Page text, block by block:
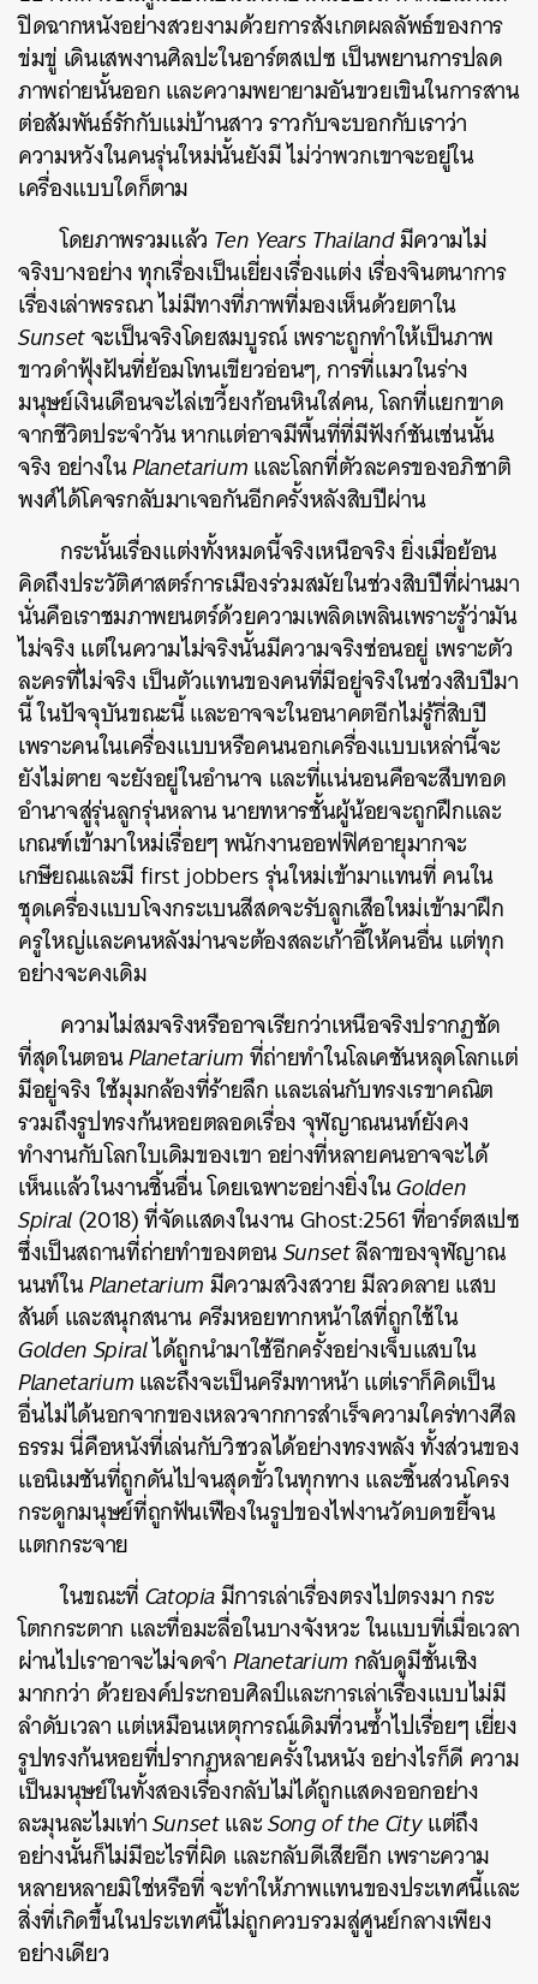
ปิดฉากหนังอย่างสวยงามด้วยการสังเกตผลลัพธ์ของการ
ข่มขู่ เดินเสพงานศิลปะในอาร์ตสเปซเป็นพยานการปลด
ภาพถ่ายนั้นออกและความพยายามอันขวยเขินในการสาน
ต่อสัมพันธ์รักกับแม่บ้านสาวราวกับจะบอกกับเราว่า
ความหวังในคนรุ่นใหม่นั้นยังมีไม่ว่าพวกเขาจะอยู่ใน
เครื่องแบบใดก็ตาม
โดยภาพรวมแล้ว Ten Years Thailandมีความไม่
จริงบางอย่างทุกเรื่องเป็นเยี่ยงเรื่องแต่งเรื่องจินตนาการ
เรื่องเล่าพรรณาไม่มีทางที่ภาพที่มองเห็นด้วยตาใน
Sunsetจะเป็นจริงโดยสมบูรณ์เพราะถูกทำให้เป็นภาพ
ขาวดำฟุ้งฝันที่ย้อมโทนเขียวอ่อนๆ,การที่แมวในร่าง
มนุษย์เงินเดือนจะไล่เขวี้ยงก้อนหินใส่คน,โลกที่แยกขาด
จากชีวิตประจำวันหากแต่อาจมีพื้นที่ที่มีฟังก์ชันเช่นนั้น
จริงอย่างในPlanetariumและโลกที่ตัวละครของอภิชาติ
พงศ์ได้โคจรกลับมาเจอกันอีกครั้งหลังสิบปีผ่าน
กระนั้นเรื่องแต่งทั้งหมดนี้จริงเหนือจริงยิ่งเมื่อย้อน
คิดถึงประวัติศาสตร์การเมืองร่วมสมัยในช่วงสิบปีที่ผ่านมา
นั่นคือเราชมภาพยนตร์ด้วยความเพลิดเพลินเพราะรู้ว่ามัน
ไม่จริงแต่ในความไม่จริงนั้นมีความจริงซ่อนอยู่ เพราะตัว
ละครที่ไม่จริงเป็นตัวแทนของคนที่มีอยู่จริงในช่วงสิบปีมา
นี้ในปัจจุบันขณะนี้และอาจจะในอนาคตอีกไม่รู้กี่สิบปี
เพราะคนในเครื่องแบบหรือคนนอกเครื่องแบบเหล่านี้จะ
ยังไม่ตายจะยังอยู่ในอำนาจ และที่แน่นอนคือจะสืบทอด
อำนาจสู่รุ่นลูกรุ่นหลานนายทหารชั้นผู้น้อยจะถูกฝึกและ
เกณฑ์เข้ามาใหม่เรื่อยๆพนักงานออฟฟิศอายุมากจะ
เกษียณและมีfirst jobbersรุ่นใหม่เข้ามาแทนที่คนใน
ชุดเครื่องแบบโจงกระเบนสีสดจะรับลูกเสือใหม่เข้ามาฝึก
ครูใหญ่และคนหลังม่านจะต้องสละเก้าอี้ให้คนอื่นแต่ทุก
อย่างจะคงเดิม
ความไม่สมจริงหรืออาจเรียกว่าเหนือจริงปรากฏชัด
ที่สุดในตอนPlanetariumที่ถ่ายทำในโลเคชันหลุดโลกแต่
มีอยู่จริงใช้มุมกล้องที่ร้ายลึกและเล่นกับทรงเรขาคณิต
รวมถึงรูปทรงก้นหอยตลอดเรื่องจุฬญาณนนท์ยังคง
ทำงานกับโลกใบเดิมของเขาอย่างที่หลายคนอาจจะได้
เห็นแล้วในงานชิ้นอื่นโดยเฉพาะอย่างยิ่งในGolden
Spiral(2018)ที่จัดแสดงในงานGhost:2561ที่อาร์ตสเปซ
ซึ่งเป็นสถานที่ถ่ายทำของตอนSunsetลีลาของจุฬญาณ
นนท์ในPlanetariumมีความสวิงสวายมีลวดลายแสบ
สันต์และสนุกสนานครีมหอยทากหน้าใสที่ถูกใช้ใน
Golden Spiralได้ถูกนำมาใช้อีกครั้งอย่างเจ็บแสบใน
Planetariumและถึงจะเป็นครีมทาหน้าแต่เราก็คิดเป็น
อื่นไม่ได้นอกจากของเหลวจากการสำเร็จความใคร่ทางศีล
ธรรมนี่คือหนังที่เล่นกับวิชวลได้อย่างทรงพลังทั้งส่วนของ
แอนิเมชันที่ถูกดันไปจนสุดขั้วในทุกทางและชิ้นส่วนโครง
กระดูกมนุษย์ที่ถูกฟันเฟืองในรูปของไฟงานวัดบดขยี้จน
แตกกระจาย
ในขณะที่Catopiaมีการเล่าเรื่องตรงไปตรงมากระ
โตกกระตาก และทื่อมะลื่อในบางจังหวะในแบบที่เมื่อเวลา
ผ่านไปเราอาจะไม่จดจำPlanetariumกลับดูมีชั้นเชิง
มากกว่า ด้วยองค์ประกอบศิลป์และการเล่าเรื่องแบบไม่มี
ลำดับเวลาแต่เหมือนเหตุการณ์เดิมที่วนซ้ำไปเรื่อยๆเยี่ยง
รูปทรงก้นหอยที่ปรากฏหลายครั้งในหนังอย่างไรก็ดี ความ
เป็นมนุษย์ในทั้งสองเรื่องกลับไม่ได้ถูกแสดงออกอย่าง
ละมุนละไมเท่าSunsetและSong of the Cityแต่ถึง
อย่างนั้นก็ไม่มีอะไรที่ผิด และกลับดีเสียอีกเพราะความ
หลายหลายมิใช่หรือที่จะทำให้ภาพแทนของประเทศนี้และ
สิ่งที่เกิดขึ้นในประเทศนี้ไม่ถูกควบรวมสู่ศูนย์กลางเพียง
อย่างเดียว
ค้นหา
SHARE TWEET LINE EMAIL